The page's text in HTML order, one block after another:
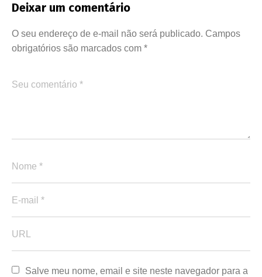
Deixar um comentário
O seu endereço de e-mail não será publicado. Campos
obrigatórios são marcados com *
Salve meu nome, email e site neste navegador para a